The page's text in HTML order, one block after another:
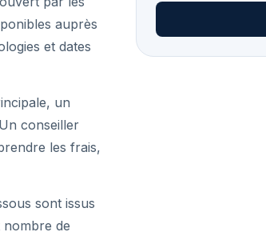
auprès
et dates
un
conseiller
les frais,
sont issus
de